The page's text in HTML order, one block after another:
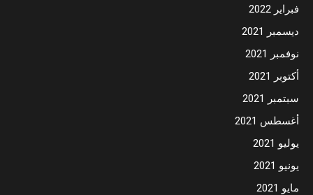
فبراير 2022
ديسمبر 2021
نوفمبر 2021
أكتوبر 2021
سبتمبر 2021
أغسطس 2021
يوليو 2021
يونيو 2021
مايو 2021